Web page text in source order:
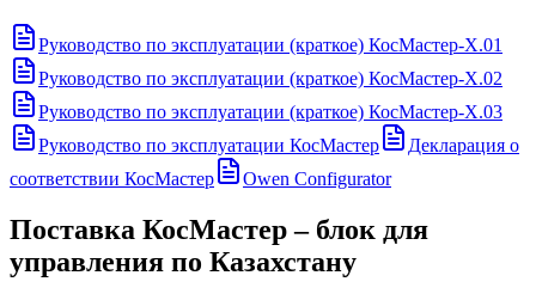
Руководство по эксплуатации (краткое) КосМастер-Х.01
Руководство по эксплуатации (краткое) КосМастер-Х.02
Руководство по эксплуатации (краткое) КосМастер-Х.03
Руководство по эксплуатации КосМастер
Декларация о
соответствии КосМастер
Owen Configurator
Поставка КосМастер – блок для
управления по Казахстану